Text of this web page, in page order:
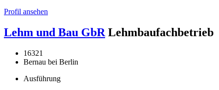
Profil ansehen
Lehm und Bau GbR Lehmbaufachbetrieb
16321
Bernau bei Berlin
Ausführung